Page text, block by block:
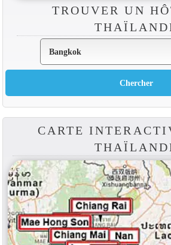
TROUVER UN
CARTE